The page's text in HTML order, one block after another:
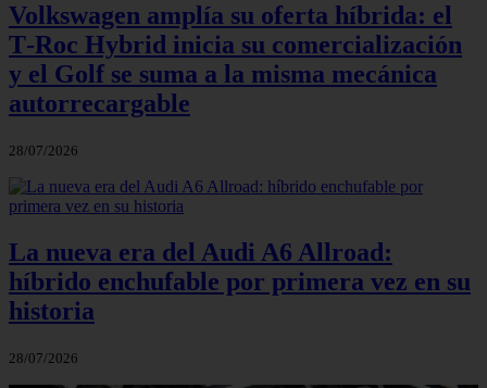
Volkswagen amplía su oferta híbrida: el
T‑Roc Hybrid inicia su comercialización
y el Golf se suma a la misma mecánica
autorrecargable
28/07/2026
La nueva era del Audi A6 Allroad:
híbrido enchufable por primera vez en su
historia
28/07/2026